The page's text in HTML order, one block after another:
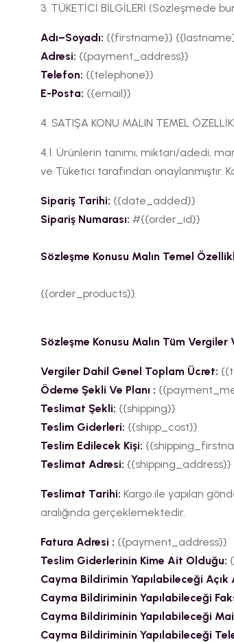
3. TÜKETİCİ BİLGİLERİ (Sözleşmede
Adı–Soyadı: {{firstname}}
Adresi: {{payment_address}}
Telefon: {{telephone}}
E-Posta: {{email}}
4. SATIŞA KONU MALIN TEMEL
4.1. Ürünlerin tanımı, miktarı/adedi,
ve Tüketici tarafından onaylanmıştır.
Sipariş Tarihi: {{date_added}}
Sipariş Numarası: #{{order_id}}
Sözleşme Konusu Malın Temel
{{order_products}}
Sözleşme Konusu Malın Tüm
Vergiler Dahil Genel Toplam Ücret:
Ödeme Şekli Ve Planı :
Teslimat Şekli: {{shipping}}
Teslim Giderleri: {{shipp_cost}}
Teslim Edilecek Kişi:
Teslimat Adresi: {{shipping_address}}
Teslimat Tarihi: Kargo ile yapılan
aralığında gerçeklemektedir.
Fatura Adresi : {{payment_address}}
Teslim Giderlerinin Kime Ait Olduğu:
Cayma Bildirimin Yapılabileceği Açık
Cayma Bildiriminin Yapılabileceği
Cayma Bildiriminin Yapılabileceği
Cayma Bildiriminin Yapılabileceği